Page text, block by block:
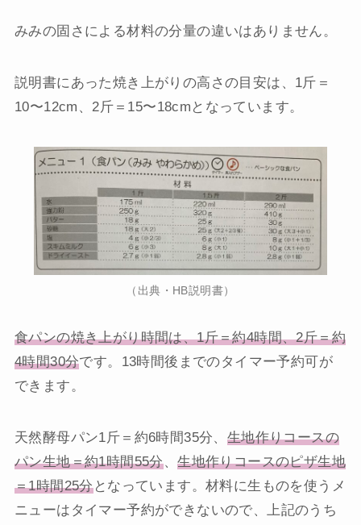
みみの固さによる材料の分量の違いはありません。
説明書にあった焼き上がりの高さの目安は、1斤＝
10〜12cm、2斤＝15〜18cmとなっています。
（出典・HB説明書）
食パンの焼き上がり時間は、1斤＝約4時間、2斤＝約
4時間30分です。13時間後までのタイマー予約可が
できます。
天然酵母パン1斤＝約6時間35分、 生地作りコースの
パン生地＝約1時間55分、生地作りコースのピザ生地
＝1時間25分となっています。材料に生ものを使うメ
ニューはタイマー予約ができないので、上記のうち